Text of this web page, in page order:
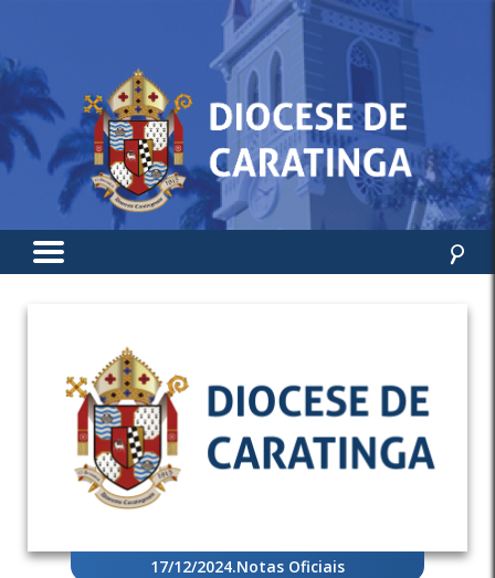
17/12/2024.Notas Oficiais